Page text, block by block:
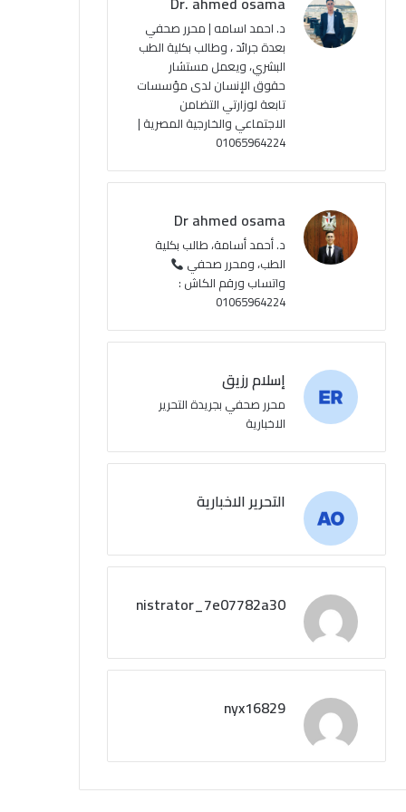
u
ر
ا
م
ل
م
و
ق
ع
S
S
د. احمد اسامه | محرر صحفي
بعدة جرائد ، وطالب بكلية الطب
البشري، ويعمل مستشار
حقوق الإنسان لدى مؤسسات
تابعة لوزارتي التضامن
الاجتماعي والخارجية المصرية |
01065964224
Dr ahmed osama
د. أحمد أسامة، طالب بكلية
الطب، ومحرر صحفي
واتساب ورقم الكاش :
01065964224
إسلام رزيق
محرر صحفي بجريدة التحرير
الاخبارية
التحرير الاخبارية
administrator_7e07782a30
nyx16829